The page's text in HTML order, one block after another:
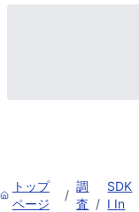
トップ
ページ
/
調
査 /
SDK
I In